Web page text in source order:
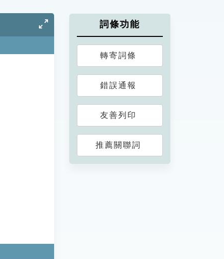
詞條功能
轉寄詞條
錯誤通報
友善列印
推薦關聯詞